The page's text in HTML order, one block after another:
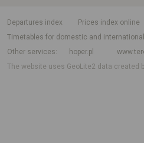
departures index
Prices index online
Timetables for domestic and
Other services
hoper.pl
The website uses GeoLite2 data created